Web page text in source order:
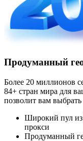
Продуманный
Более 20 миллионов
84+ стран мира для
позволит вам
Широкий пул из
прокси
Продуманный